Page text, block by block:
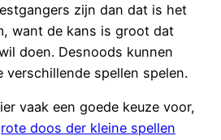
zijn dan dat is het
want de kans is groot dat
doen. Desnoods kunnen
verschillende spellen spelen.
vaak een goede keuze voor,
doos der kleine spellen